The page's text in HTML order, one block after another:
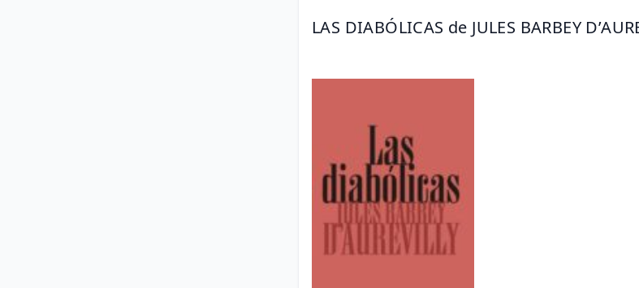
LAS DIABÓLICAS de JULES BARBEY